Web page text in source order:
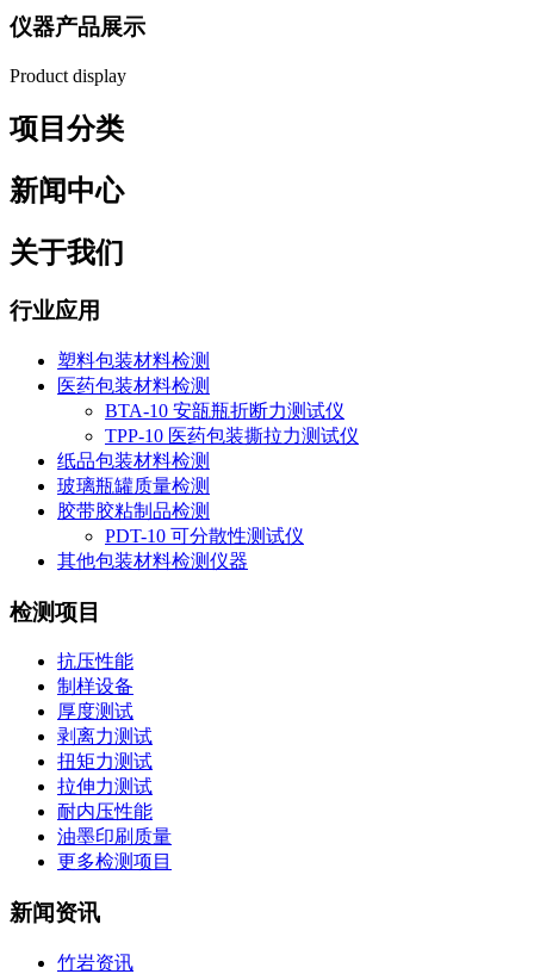
仪器产品展示
Product display
项目分类
新闻中心
关于我们
行业应用
塑料包装材料检测
医药包装材料检测
BTA-10 安瓿瓶折断力测试仪
TPP-10 医药包装撕拉力测试仪
纸品包装材料检测
玻璃瓶罐质量检测
胶带胶粘制品检测
PDT-10 可分散性测试仪
其他包装材料检测仪器
检测项目
抗压性能
制样设备
厚度测试
剥离力测试
扭矩力测试
拉伸力测试
耐内压性能
油墨印刷质量
更多检测项目
新闻资讯
竹岩资讯